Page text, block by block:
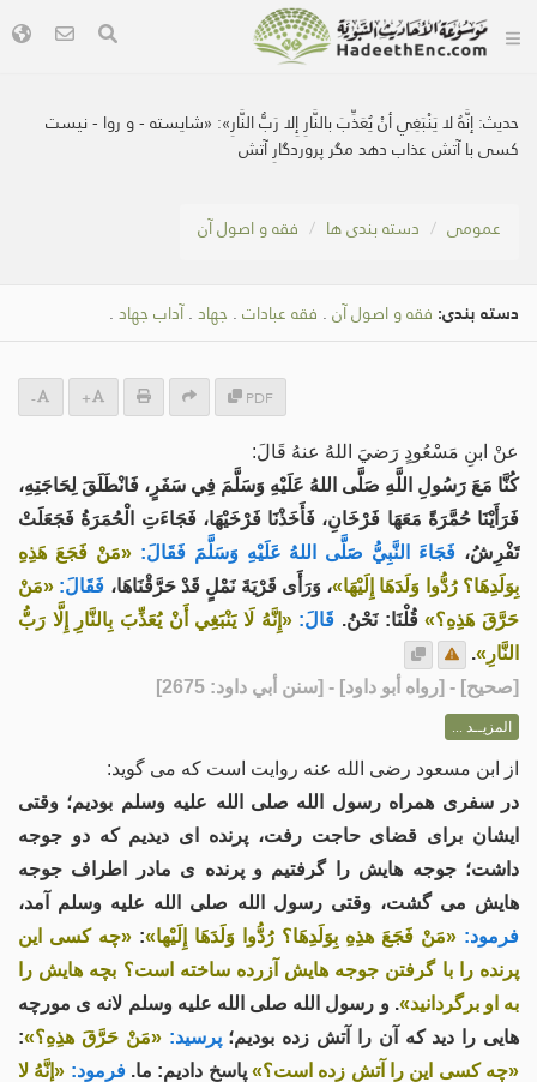
حديث:إنَّهُ لا يَنْبَغِي أنْ يُعَذِّبَ بالنَّارِ إِلا رَبُّ النَّارِ»: «شايسته - و روا - نيست
کسی با آتش عذاب دهد مگر پروردگارِ آتش
عمومی دسته بندی ها فقه و اصول آن
دسته بندی: فقه و اصول آن . فقه عبادات . جهاد .آداب جهاد .
PDF
+
-
عنْ ابنِ مَسْعُودٍ رَضيَ اللهُ عنهُ قَالَ:
كُنَّا مَعَ رَسُولِ اللَّهِ صَلَّى اللهُ عَلَيْهِ وَسَلَّمَ فِي سَفَرٍ، فَانْطَلَقَ لِحَاجَتِهِ،
فَرَأَيْنَا حُمَّرَةً مَعَهَا فَرْخَانِ، فَأَخَذْنَا فَرْخَيْهَا، فَجَاءَتِ الْحُمَرَةُ فَجَعَلَتْ
تَفْرِشُ، فَجَاءَ النَّبِيُّ صَلَّى اللهُ عَلَيْهِ وَسَلَّمَ فَقَالَ: «مَنْ فَجَعَ هَذِهِ
بِوَلَدِهَا؟ رُدُّوا وَلَدَهَا إِلَيْهَا»، وَرَأَى قَرْيَةَ نَمْلٍ قَدْ حَرَّقْنَاهَا، فَقَالَ: «مَنْ
حَرَّقَ هَذِهِ؟»قُلْنَا: نَحْنُ. قَالَ: «إِنَّهُ لَا يَنْبَغِي أَنْ يُعَذِّبَ بِالنَّارِ إِلَّا رَبُّ
النَّارِ».
[صحيح] - [رواه أبو داود] - [سنن أبي داود: 2675]
المزيــد ...
از ابن مسعود رضی الله عنه روایت است که می گويد:
در سفری همراه رسول الله صلى الله عليه وسلم بوديم؛ وقتی
ایشان برای قضای حاجت رفت، پرنده ای ديديم که دو جوجه
داشت؛ جوجه هايش را گرفتيم و پرنده ی مادر اطراف جوجه
هايش می گشت، وقتی رسول الله صلى الله عليه وسلم آمد،
فرمود: «مَنْ فَجَعَ هذِهِ بِوَلَدِهَا؟ رُدُّوا وَلَدَهَا إِلَيْها»: «چه کسی اين
پرنده را با گرفتن جوجه هايش آزرده ساخته است؟ بچه هايش را
به او برگردانيد». و رسول الله صلى الله عليه وسلم لانه ی مورچه
هايی را ديد که آن را آتش زده بوديم؛ پرسيد: «مَنْ حَرَّقَ هذِهِ؟»:
«چه کسی اين را آتش زده است؟»پاسخ داديم: ما. فرمود: «إنَّهُ لا